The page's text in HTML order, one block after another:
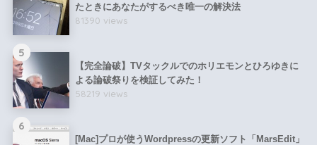
たときにあなたがするべき唯一の解決法
81390 views
5
【完全論破】TVタックルでのホリエモンとひろゆきに
よる論破祭りを検証してみた！
58219 views
6
[Mac]プロが使うWordpressの更新ソフト「MarsEdit」